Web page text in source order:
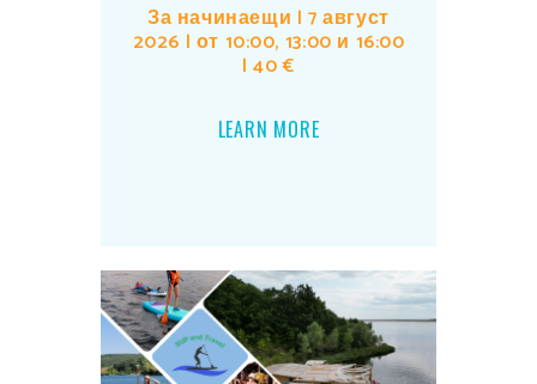
За начинаещи | 7 август
2026 | от 10:00, 13:00 и 16:00
| 40 €
LEARN MORE